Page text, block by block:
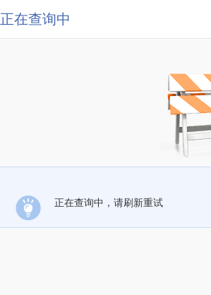
正在查询中
正在查询中，请刷新重试